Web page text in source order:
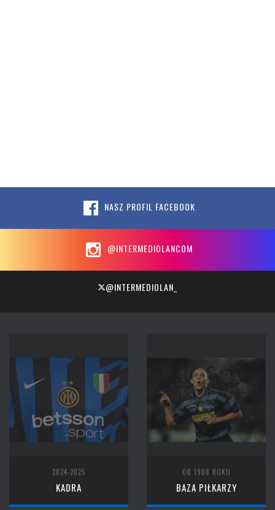
NASZ PROFIL FACEBOOK
@INTERMEDIOLANCOM
@INTERMEDIOLAN_
2024-2025
KADRA
OD 1908 ROKU
BAZA PIŁKARZY